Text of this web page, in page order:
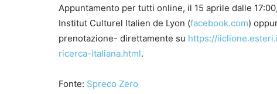
Appuntamento per tutti online, il 15 aprile dalle
Institut Culturel Italien de Lyon (facebook.com)
prenotazione- direttamente su https://
ricerca-italiana.html.
Fonte: Spreco Zero